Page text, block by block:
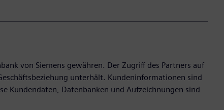
von Siemens gewähren. Der Zugriff des Partners auf
unterhält. Kundeninformationen sind
Kundendaten, Datenbanken und Aufzeichnungen sind